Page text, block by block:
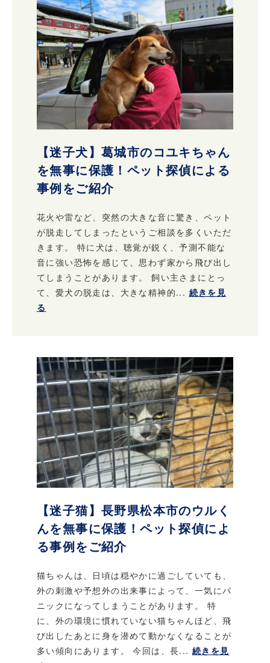
【迷子犬】葛城市のコユキちゃん
を無事に保護！ペット探偵による
事例をご紹介
花火や雷など、突然の大きな音に驚き、ペット
が脱走してしまったというご相談を多くいただ
きます。 特に犬は、聴覚が鋭く、予測不能な
音に強い恐怖を感じて、思わず家から飛び出し
てしまうことがあります。 飼い主さまにとっ
て、愛犬の脱走は、大きな精神的... 続きを見
る
【迷子猫】長野県松本市のウルく
んを無事に保護！ペット探偵によ
る事例をご紹介
猫ちゃんは、日頃は穏やかに過ごしていても、
外の刺激や予想外の出来事によって、一気にパ
ニックになってしまうことがあります。 特
に、外の環境に慣れていない猫ちゃんほど、飛
び出したあとに身を潜めて動かなくなることが
多い傾向にあります。 今回は、長... 続きを見